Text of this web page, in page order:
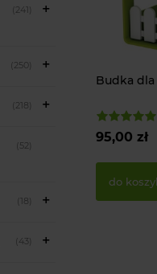
(241)
(250)
(218)
(52)
(18)
(43)
Budka
95,00 zł
do